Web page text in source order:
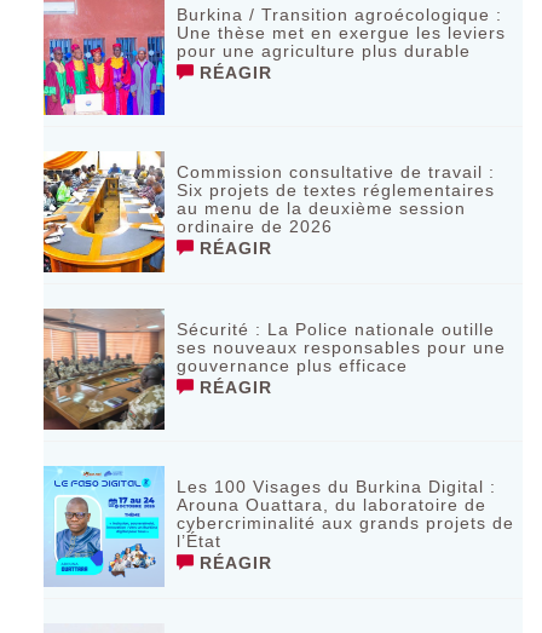
Burkina / Transition agroécologique :
Une thèse met en exergue les leviers
pour une agriculture plus durable
RÉAGIR
Commission consultative de travail :
Six projets de textes réglementaires
au menu de la deuxième session
ordinaire de 2026
RÉAGIR
Sécurité : La Police nationale outille
ses nouveaux responsables pour une
gouvernance plus efficace
RÉAGIR
Les 100 Visages du Burkina Digital :
Arouna Ouattara, du laboratoire de
cybercriminalité aux grands projets de
l’État
RÉAGIR